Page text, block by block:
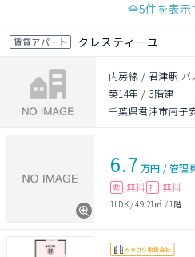
全5件を表示
賃貸アパート クレスティーユ
内房線 / 君津駅 バ
築14年 / 3階建
千葉県君津市南子
6.7 万円 /管理
敷 無料 礼 無料
1LDK/49.21㎡ / 1階